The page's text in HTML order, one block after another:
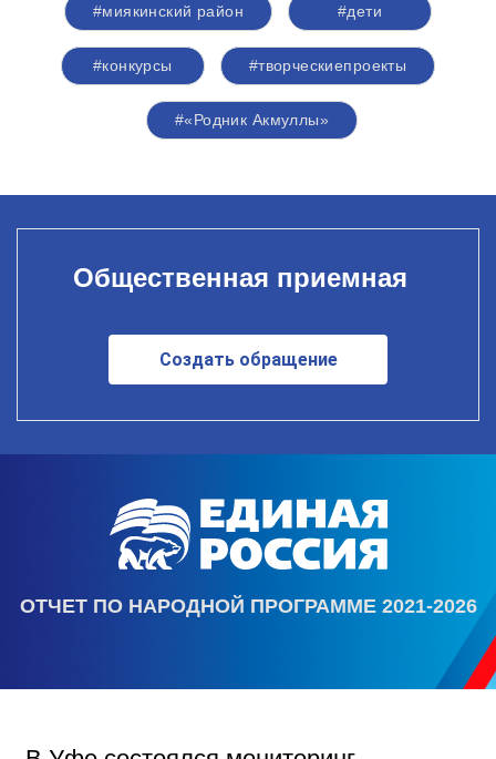
#миякинский район #дети
#конкурсы #творческиепроекты
#«Родник Акмуллы»
Общественная приемная
Создать обращение
ОТЧЕТ ПО НАРОДНОЙ ПРОГРАММЕ 2021-2026